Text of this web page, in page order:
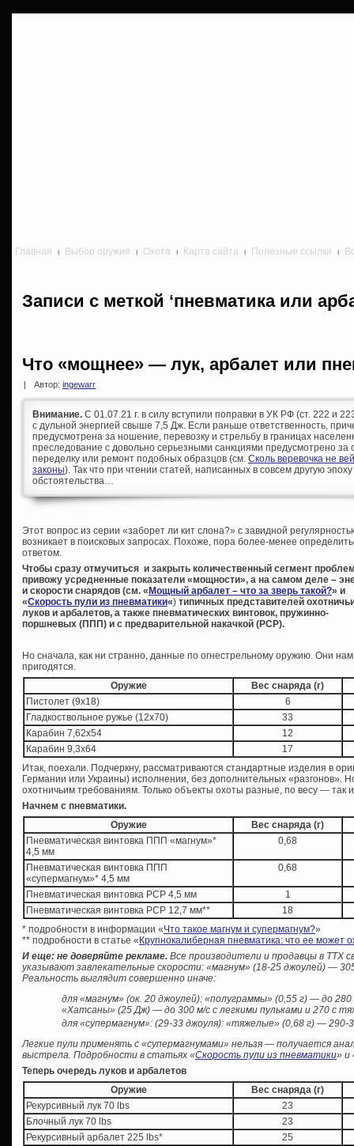
Главная Выбор оружия Охота Карта сайта Полезные ссылки
Записи с меткой ‘пневматика или
Что «мощнее» — лук, арбалет или
Автор: ingewarr
Внимание. С 01.07.21 г. в силу вступили поправки в УК РФ (ст. 222 и
с дульной энергией свыше 7,5 Дж. Если раньше ответственность,
предусмотрена за ношение, перевозку и стрельбу в границах
преследование с довольно серьезными санкциями предусмотрено за
переделку или ремонт подобных образцов (см. Сколь веревочка не
законы). Так что при чтении статей, написанных в совсем другую
обстоятельства…
Этот вопрос из серии «заборет ли кит слона?» с завидной
возникает в поисковых запросах. Похоже, пора более-менее
ответом.
Чтобы сразу отмучиться и закрыть количественный сегмент
привожу усредненные показатели «мощности», а на самом деле –
и скорости снарядов (см. « Мощный арбалет – что за зверь такой?» и
«Скорость пули из пневматики«) типичных представителей
луков и арбалетов, а также пневматических винтовок, пружинно-
поршневых (ППП) и с предварительной накачкой (PCP).
Но сначала, как ни странно, данные по огнестрельному оружию. Они
пригодятся.
Оружие
Вес снаряда (г)
Пистолет (9х18)
6
Гладкоствольное ружье (12х70)
33
Карабин 7,62х54
12
Карабин 9,3х64
17
Итак, поехали. Подчеркну, рассматриваются стандартные изделия в
Германии или Украины) исполнении, без дополнительных «разгонов».
охотничьим требованиям. Только объекты охоты разные, по весу — так
Начнем с пневматики.
Оружие
Вес снаряда (г)
Пневматическая винтовка ППП «магнум»*
4,5 мм
0,68
Пневматическая винтовка ППП
«супермагнум»* 4,5 мм
0,68
Пневматическая винтовка PCP 4,5 мм
1
Пневматическая винтовка PCP 12,7 мм**
18
* подробности в информации «Что такое магнум и супермагнум?»
** подробности в статье « Крупнокалиберная пневматика: что ее может
И еще: не доверяйте рекламе. Все производители и продавцы в ТТХ
указывают завлекательные скорости: «магнум» (18-25 джоулей) —
Реальность выглядит совершенно иначе:
для «магнум» (ок. 20 джоулей): «полуграммы» (0,55 г) — до
«Хатсаны» (25 Дж) — до 300 м/с с легкими пульками и 270 с
для «супермагнум»: (29-33 джоуля): «тяжелые» (0,68 г) — 290-
Легкие пули применять с «супермагнумами» нельзя — получается
выстрела. Подробности в статьях «Скорость пули из пневматики» и
Теперь очередь луков и арбалетов
Оружие
Вес снаряда (г)
Рекурсивный лук 70 lbs
23
Блочный лук 70 lbs
23
Рекурсивный арбалет 225 lbs*
25